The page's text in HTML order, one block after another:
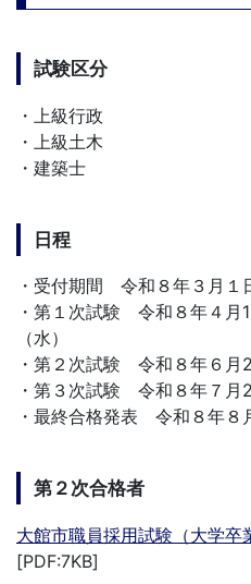
試験区分
・上級行政
・上級土木
・建築士
日程
・受付期間 令和８年３月１
・第１次試験 令和８年４月
（水）
・第２次試験 令和８年６月
・第３次試験 令和８年７月
・最終合格発表 令和８年８
第２次合格者
大館市職員採用試験（大学卒
[PDF:7KB]